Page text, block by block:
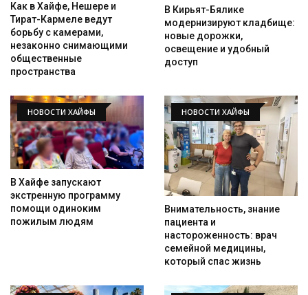
Как в Хайфе, Нешере и
Тират-Кармеле ведут
борьбу с камерами,
незаконно снимающими
общественные
пространства
В Кирьят-Бялике
модернизируют кладбище:
новые дорожки,
освещение и удобный
доступ
НОВОСТИ ХАЙФЫ
В Хайфе запускают
экстренную программу
помощи одиноким
пожилым людям
НОВОСТИ ХАЙФЫ
Внимательность, знание
пациента и
настороженность: врач
семейной медицины,
который спас жизнь